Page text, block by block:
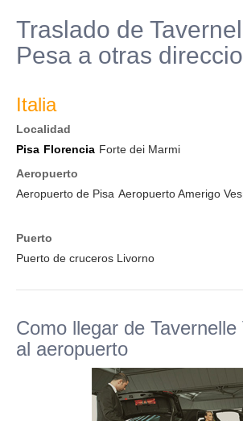
Traslado de
Pesa a otras
Italia
Localidad
Pisa Florencia Forte dei Marmi
Aeropuerto
Aeropuerto de Pisa Aeropuerto Amerigo
Puerto
Puerto de cruceros Livorno
Como llegar de
al aeropuerto